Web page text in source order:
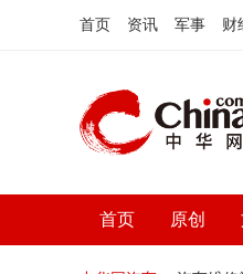
首页 资讯 军事 财
首页 原创